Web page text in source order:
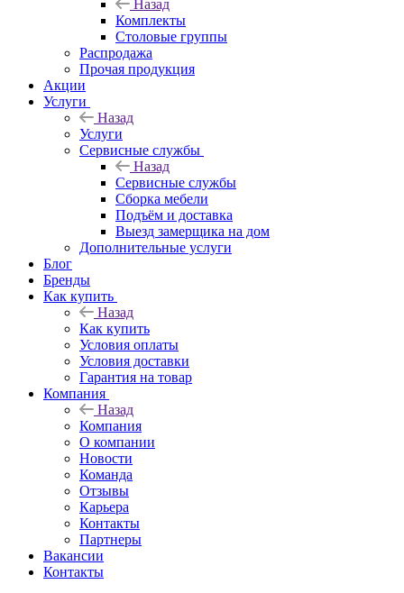
Назад
Комплекты
Столовые группы
Распродажа
Прочая продукция
Акции
Услуги
Назад
Услуги
Сервисные службы
Назад
Сервисные службы
Сборка мебели
Подъём и доставка
Выезд замерщика на дом
Дополнительные услуги
Блог
Бренды
Как купить
Назад
Как купить
Условия оплаты
Условия доставки
Гарантия на товар
Компания
Назад
Компания
О компании
Новости
Команда
Отзывы
Карьера
Контакты
Партнеры
Вакансии
Контакты